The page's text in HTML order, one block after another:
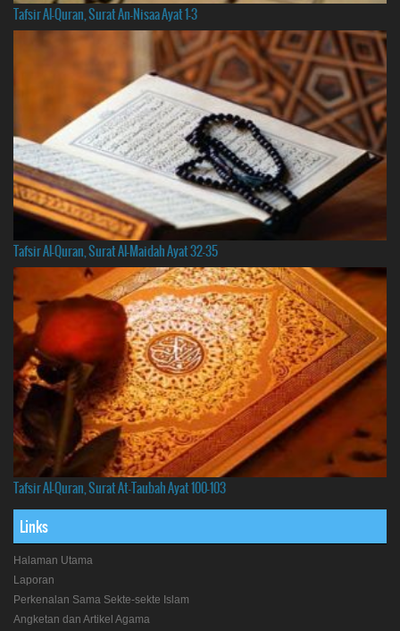
Tafsir Al-Quran, Surat An-Nisaa Ayat 1-3
Tafsir Al-Quran, Surat Al-Maidah Ayat 32-35
Tafsir Al-Quran, Surat At-Taubah Ayat 100-103
Links
Halaman Utama
Laporan
Perkenalan Sama Sekte-sekte Islam
Angketan dan Artikel Agama